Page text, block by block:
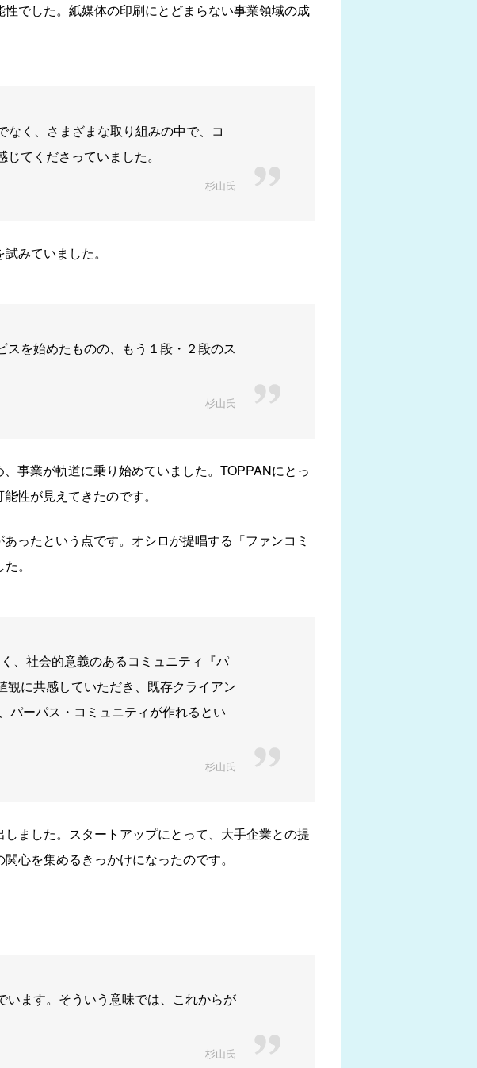
でした。紙媒体の印刷にとどまらない事業領域の成
く、さまざまな取り組みの中で、コ
てくださっていました。
杉山氏
みていました。
を始めたものの、もう１段・２段のス
杉山氏
事業が軌道に乗り始めていました。TOPPANにとっ
性が見えてきたのです。
ったという点です。オシロが提唱する「ファンコミ
。
、社会的意義のあるコミュニティ『パ
に共感していただき、既存クライアン
パーパス・コミュニティが作れるとい
杉山氏
ました。スタートアップにとって、大手企業との提
心を集めるきっかけになったのです。
ます。そういう意味では、これからが
杉山氏